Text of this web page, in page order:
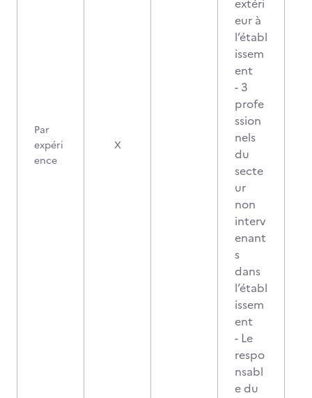
Par
expéri
ence
X
extéri
eur à
l’établ
issem
ent
- 3
profe
ssion
nels
du
secte
ur
non
interv
enant
s
dans
l’établ
issem
ent
- Le
respo
nsabl
e du